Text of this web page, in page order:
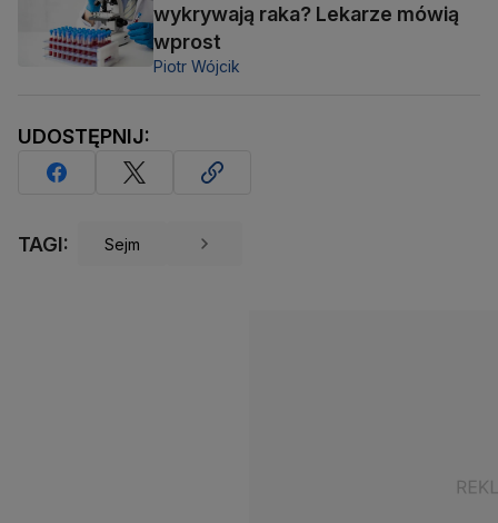
wykrywają raka? Lekarze mówią
wprost
Piotr Wójcik
UDOSTĘPNIJ:
TAGI: Sejm